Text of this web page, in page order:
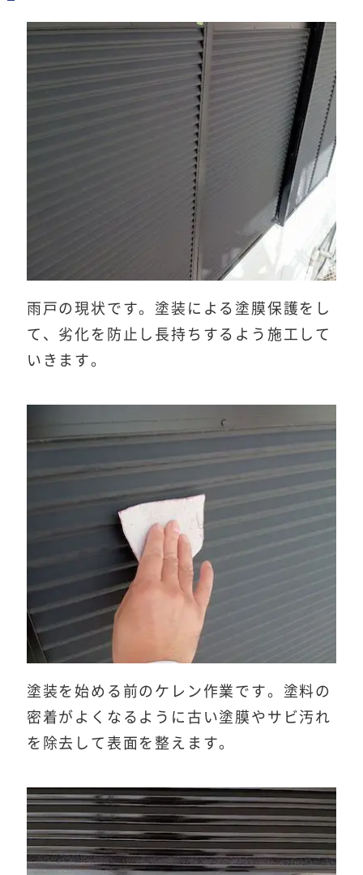
雨戸の現状です。塗装による塗膜保護をし
て、劣化を防止し長持ちするよう施工して
いきます。
塗装を始める前のケレン作業です。塗料の
密着がよくなるように古い塗膜やサビ汚れ
を除去して表面を整えます。